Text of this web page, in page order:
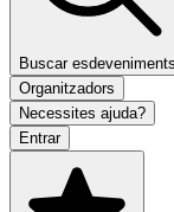
Buscar esdeveniments
Organitzadors
Necessites ajuda?
Entrar